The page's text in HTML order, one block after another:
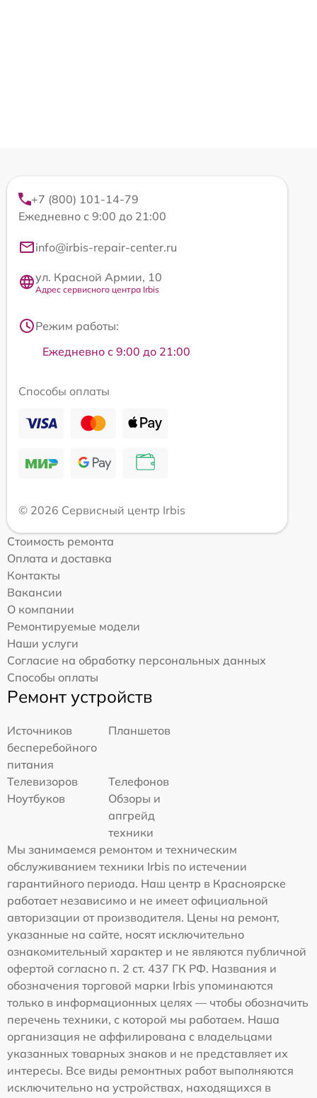
+7 (800) 101-14-79
Ежедневно с 9:00 до 21:00
info@irbis-repair-center.ru
ул. Красной Армии, 10
Адрес сервисного центра Irbis
Режим работы:
Ежедневно с 9:00 до 21:00
Способы оплаты
© 2026 Сервисный центр Irbis
Стоимость ремонта
Оплата и доставка
Контакты
Вакансии
О компании
Ремонтируемые модели
Наши услуги
Согласие на обработку персональных данных
Способы оплаты
Ремонт устройств
Источников
бесперебойного
питания
Планшетов
Телевизоров
Телефонов
Ноутбуков
Обзоры и
апгрейд
техники
Мы занимаемся ремонтом и техническим
обслуживанием техники Irbis по истечении
гарантийного периода. Наш центр в Красноярске
работает независимо и не имеет официальной
авторизации от производителя. Цены на ремонт,
указанные на сайте, носят исключительно
ознакомительный характер и не являются публичной
офертой согласно п. 2 ст. 437 ГК РФ. Названия и
обозначения торговой марки Irbis упоминаются
только в информационных целях — чтобы обозначить
перечень техники, с которой мы работаем. Наша
организация не аффилирована с владельцами
указанных товарных знаков и не представляет их
интересы. Все виды ремонтных работ выполняются
исключительно на устройствах, находящихся в